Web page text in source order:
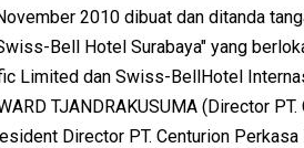
2010 dibuat dan ditanda
Bell Hotel Surabaya" yang
Limited dan Swiss-BellHotel
TJANDRAKUSUMA (Director
Director PT. Centurion Perkasa